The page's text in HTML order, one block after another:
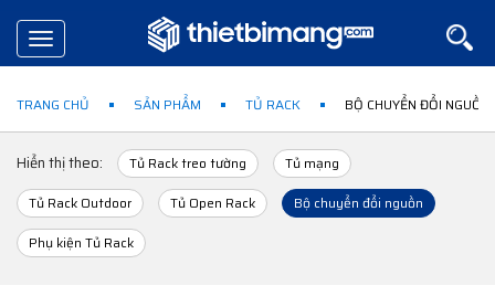
Toggle
navigation
TRANG CHỦ SẢN PHẨM TỦ RACK BỘ CHUYỂN ĐỔI NGUỒN
Hiển thị theo: Tủ Rack treo tường
Tủ mạng
Tủ Rack Outdoor
Tủ Open Rack
Bộ chuyển đổi nguồn
Phụ kiện Tủ Rack